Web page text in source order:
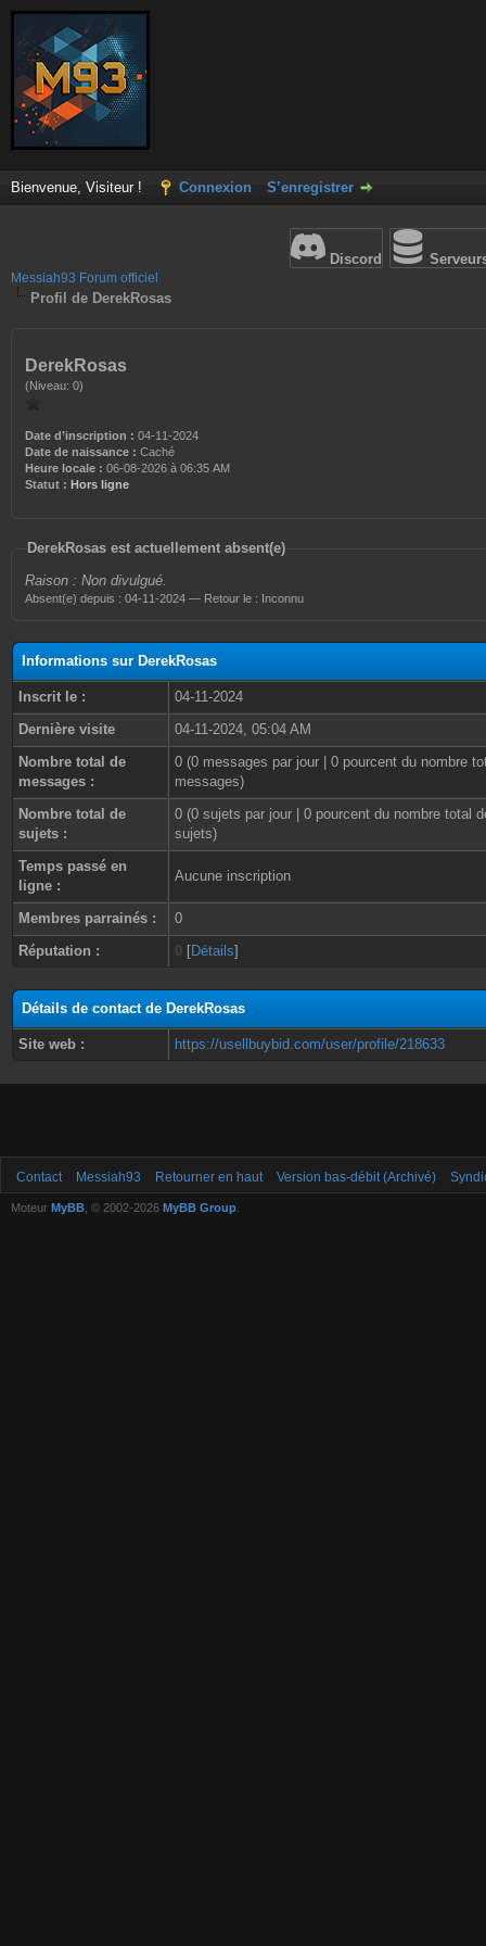
Bienvenue, Visiteur ! Connexion S’enregistrer
Discord
Messiah93 Forum officiel
Profil de DerekRosas
DerekRosas
(Niveau: 0)
Date d’inscription : 04-11-2024
Date de naissance : Caché
Heure locale : 06-08-2026 à 06:35 AM
Statut : Hors ligne
DerekRosas est actuellement absent(e)
Raison : Non divulgué.
Absent(e) depuis : 04-11-2024 — Retour le : Inconnu
Informations sur DerekRosas
Inscrit le :
04-11-2024
Dernière visite
04-11-2024, 05:04 AM
Nombre total de
messages :
0 (0 messages par jour | 0 pourcent du nombre
messages)
Nombre total de
sujets :
0 (0 sujets par jour | 0 pourcent du nombre total
sujets)
Temps passé en
ligne :
Aucune inscription
Membres parrainés :
0
Réputation :
0 [Détails]
Détails de contact de DerekRosas
Site web : https://usellbuybid.com/user/profile/218633
Contact Messiah93 Retourner en haut Version bas-débit (Archivé)
Moteur MyBB , © 2002-2026 MyBB Group